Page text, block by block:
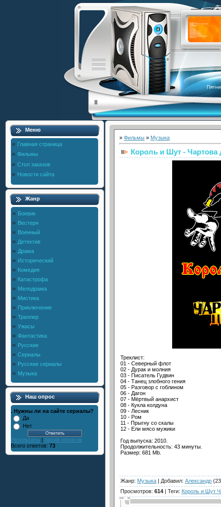
Меню
Главная страница
Фильмы
Стол заказов
Новости сайта
Жанр
Боевик
Вестерн
Военный
Детектив
Драма
Исторический
Комедия
Катастрофа
Мелодрама
Мистика
Приключение
Триллер
Ужасы
Фантастика
Русские
Сериалы
Русские сериалы
Музыка
Наш опрос
. Нужны ли на сайте сериалы?
Да
Нет
Результаты | Архив опросов
Всего ответов: 73
» Фильмы » Музыка
Король и Шут -
Треклист:
01 - Северный флот
02 - Дурак и молния
03 - Писатель Гудвин
04 - Танец злобного гения
05 - Разговор с гоблином
06 - Дагон
07 - Мёртвый анархист
08 - Кукла колдуна
09 - Лесник
10 - Ром
11 - Прыгну со скалы
12 - Ели мясо мужики
Год выпуска: 2010.
Продолжительность: 43 минуты.
Размер: 681 Mb.
Жанр: Музыка | Добавил: Александр
Просмотров: 614 | Теги: Король и Шут